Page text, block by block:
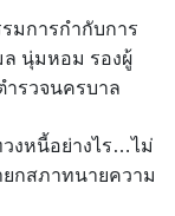
มการกำกับการ
ล นุ่มหอม รองผู้
รวจนครบาล
งหนี้อย่างไร…ไม่
ยกสภาทนายความ